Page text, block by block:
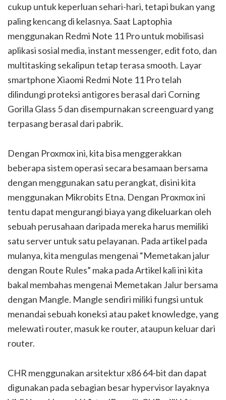
cukup untuk keperluan sehari-hari, tetapi bukan yang
paling kencang di kelasnya. Saat Laptophia
menggunakan Redmi Note 11 Pro untuk mobilisasi
aplikasi sosial media, instant messenger, edit foto, dan
multitasking sekalipun tetap terasa smooth. Layar
smartphone Xiaomi Redmi Note 11 Pro telah
dilindungi proteksi antigores berasal dari Corning
Gorilla Glass 5 dan disempurnakan screenguard yang
terpasang berasal dari pabrik.
Dengan Proxmox ini, kita bisa menggerakkan
beberapa sistem operasi secara besamaan bersama
dengan menggunakan satu perangkat, disini kita
menggunakan Mikrobits Etna. Dengan Proxmox ini
tentu dapat mengurangi biaya yang dikeluarkan oleh
sebuah perusahaan daripada mereka harus memiliki
satu server untuk satu pelayanan. Pada artikel pada
mulanya, kita mengulas mengenai “Memetakan jalur
dengan Route Rules” maka pada Artikel kali ini kita
bakal membahas mengenai Memetakan Jalur bersama
dengan Mangle. Mangle sendiri miliki fungsi untuk
menandai sebuah koneksi atau paket knowledge, yang
melewati router, masuk ke router, ataupun keluar dari
router.
CHR menggunakan arsitektur x86 64-bit dan dapat
digunakan pada sebagian besar hypervisor layaknya